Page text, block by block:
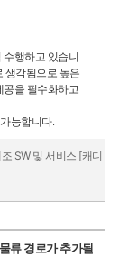
수행하고 있습니
생각됨으로 높은
공을 필수화하고
능합니다.
SW 및 서비스 [캐디
류 경로가 추가될